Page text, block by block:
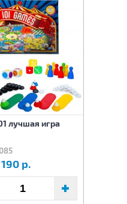
лучшая игра
р.